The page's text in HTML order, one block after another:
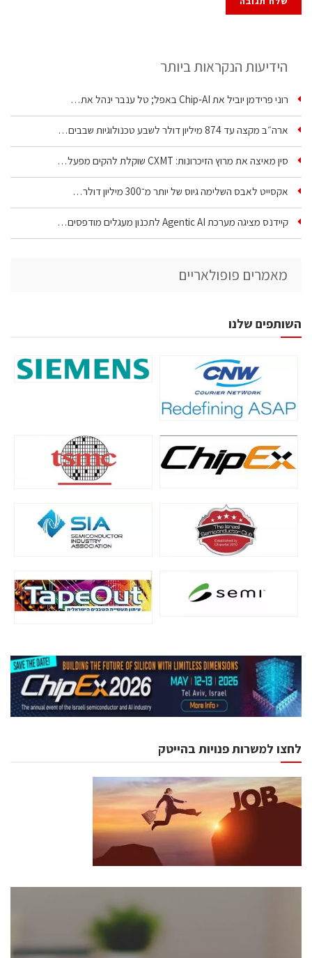
הידיעות הנקראות ביותר
רוני פרידמן יוביל את Chip‑AI באפל; טל ענבר ינהל את…
ארה״ב מקצה עד 874 מיליון דולר לשבע טכנולוגיות שבבים…
סין מאיצה את מרוץ הזיכרונות: CXMT שוקלת להקים מפעל…
אקסייט לאבס השלימה גיוס של יותר מ־300 מיליון דולר…
קיידנס מציגה מערכת Agentic AI לתכנון מעגלים מודפסים…
מאמרים פופולאריים
השותפים שלנו
לחצו למשרות פנויות בהייטק
כנסים ואירועים